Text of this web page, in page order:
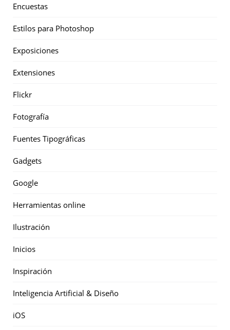
Encuestas
Estilos para Photoshop
Exposiciones
Extensiones
Flickr
Fotografía
Fuentes Tipográficas
Gadgets
Google
Herramientas online
Ilustración
Inicios
Inspiración
Inteligencia Artificial & Diseño
iOS